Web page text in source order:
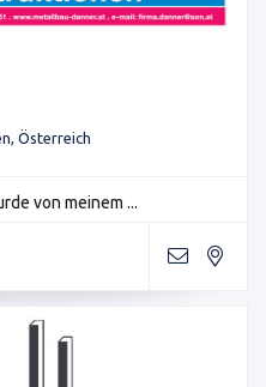
Österreich
von meinem ...